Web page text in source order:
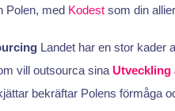
Polen, med Kodestsom din
Landet har en stor kader
vill outsourca sina Utveckling
bekräftar Polens förmåga